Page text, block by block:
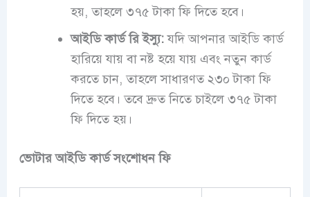
হয়, তাহলে ৩৭৫ টাকা ফি দিতে হবে।
আইডি কার্ড রি ইস্যু:যদি আপনার আইডি কার্ড
হারিয়ে যায় বা নষ্ট হয়ে যায় এবং নতুন কার্ড
করতে চান, তাহলে সাধারণত ২৩০ টাকা ফি
দিতে হবে। তবে দ্রুত নিতে চাইলে ৩৭৫ টাকা
ফি দিতে হয়।
ভোটার আইডি কার্ড সংশোধন ফি